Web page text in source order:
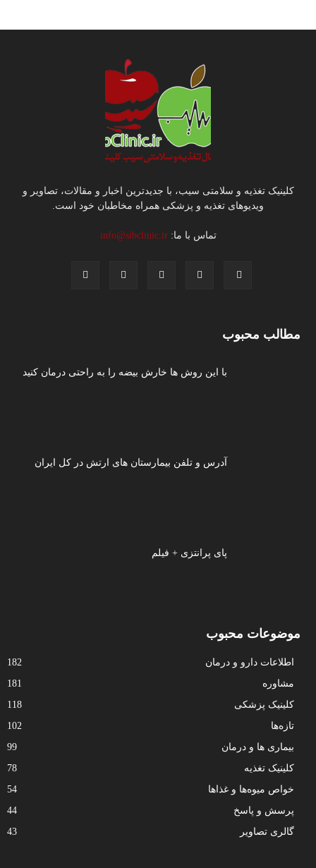
کلینیک تغذیه و سلامتی سیب، با جدیدترین اخبار و مقالات، تصاویر و
ویدیوهای تغذیه و پزشکی همراه مخاطبان خود است.
تماس با ما:info@sibclinic.ir
مطالب محبوب
با این روش ها خارش بیضه را به راحتی درمان کنید
آدرس و تلفن بیمارستان های ارتش در کل ایران
پای پرانتزی + فیلم
موضوعات محبوب
اطلاعات دارو و درمان
182
مشاوره
181
کلینیک پزشکی
118
تازه‌ها
102
بیماری ها و درمان
99
کلینیک تغذیه
78
خواص میوه‌ها و غذاها
54
پرسش و پاسخ
44
گالری تصاویر
43